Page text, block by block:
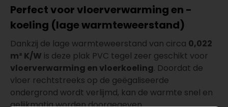
Perfect voor vloerverwarming en -
koeling (lage warmteweerstand)
Dankzij de lage warmteweerstand van circa 0,022
m² K/W is deze plak PVC tegel zeer geschikt voor
vloerverwarming en vloerkoeling. Doordat de
vloer rechtstreeks op de geëgaliseerde
ondergrond wordt verlijmd, kan de warmte snel en
gelijkmatig worden doorgegeven.